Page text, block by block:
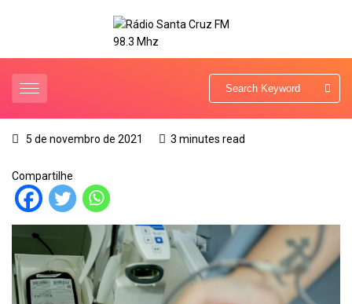
5 de novembro de 2021 3 minutes read
Compartilhe